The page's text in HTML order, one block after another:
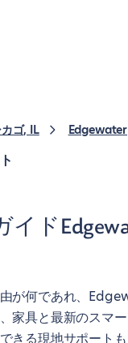
ゴ, IL Edgewater
イド
が何であれ、
家具と最新のスマ
きる現地サポート